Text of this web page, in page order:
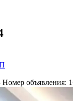
Номер объявления: